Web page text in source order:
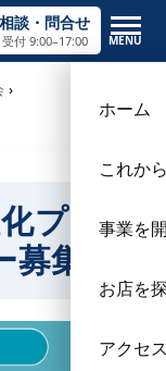
相談・問合せ
受付 9:00–17:00 MENU
ホーム
これか
事業を
お店を
アクセ
プロ
集